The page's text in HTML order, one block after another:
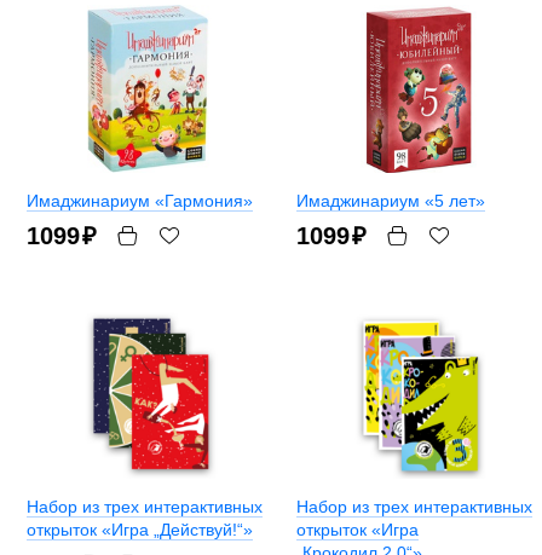
Имаджинариум «Гармония»
1099₽
Имаджинариум «5 лет»
1099₽
Набор из трех интерактивных
открыток «Игра „Действуй!“»
Набор из трех интерактивных
открыток «Игра